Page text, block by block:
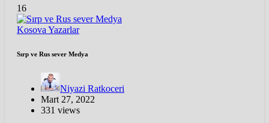
16
Kosova Yazarlar
Sırp ve Rus sever Medya
Niyazi Ratkoceri
Mart 27, 2022
331 views